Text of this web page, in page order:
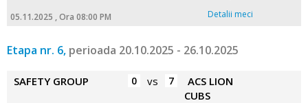
05.11.2025 , Ora 08:00 PM Detalii meci
Etapa nr. 6, perioada 20.10.2025 - 26.10.2025
SAFETY GROUP 0 vs 7
ACS LION
CUBS